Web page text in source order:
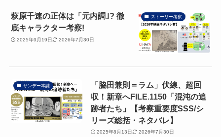
ストーリー考察
萩原千速の正体は「元内調｣? 徹
底キャラクター考察!
2025年9月19日 2026年7月30日
サンデー本誌
「脇田兼則＝ラム」伏線、超回
収！新章へFILE.1150「混沌の追
跡者たち」【考察重要度SSS/シ
リーズ総括・ネタバレ】
2025年8月13日 2026年7月30日